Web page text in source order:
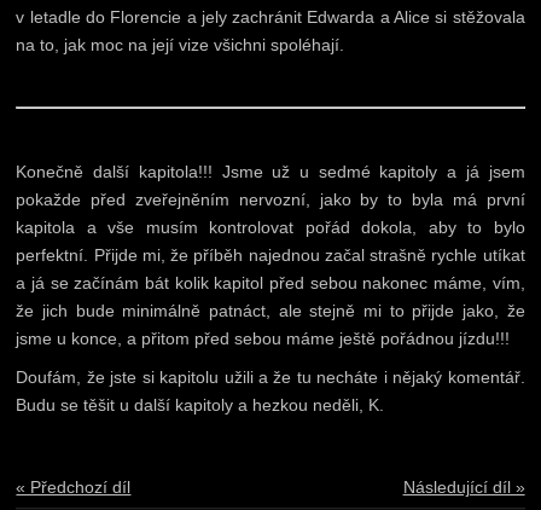
v letadle do Florencie a jely zachránit Edwarda a Alice si stěžovala
na to, jak moc na její vize všichni spoléhají.
Konečně další kapitola!!! Jsme už u sedmé kapitoly a já jsem
pokažde před zveřejněním nervozní, jako by to byla má první
kapitola a vše musím kontrolovat pořád dokola, aby to bylo
perfektní. Přijde mi, že příběh najednou začal strašně rychle utíkat
a já se začínám bát kolik kapitol před sebou nakonec máme, vím,
že jich bude minimálně patnáct, ale stejně mi to přijde jako, že
jsme u konce, a přitom před sebou máme ještě pořádnou jízdu!!!
Doufám, že jste si kapitolu užili a že tu necháte i nějaký komentář.
Budu se těšit u další kapitoly a hezkou neděli, K.
« Předchozí díl Následující díl »